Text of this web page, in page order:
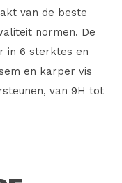
van de beste
normen. De
in 6 sterktes en
en karper vis
van 9H tot
geleverd in 3